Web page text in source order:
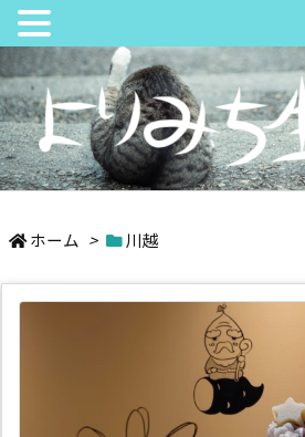
日々の中でちょっとよりみち
ホーム > 川越